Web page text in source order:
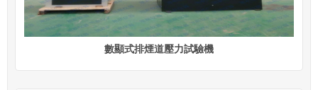
數顯式排煙道壓力試驗機